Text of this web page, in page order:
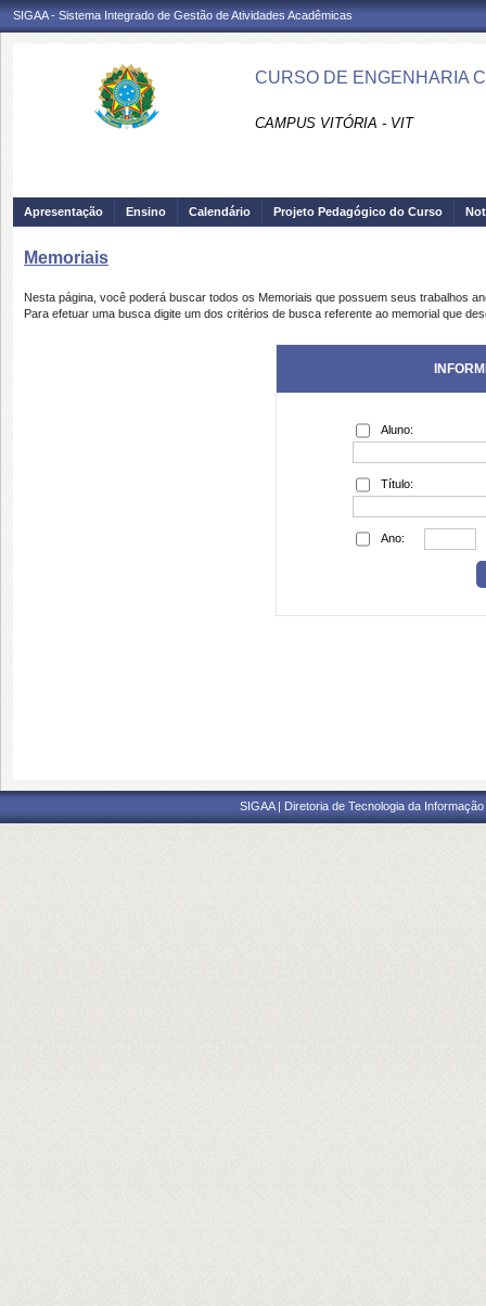
SIGAA - Sistema Integrado de Gestão de Atividades Acadêmicas
CURSO DE ENGENHARIA
CAMPUS VITÓRIA - VIT
Apresentação Ensino Calendário Projeto Pedagógico do Curso
Memoriais
Nesta página, você poderá buscar todos os Memoriais que possuem seus trabalhos
Para efetuar uma busca digite um dos critérios de busca referente ao memorial que
Aluno:
Título:
Ano:
SIGAA | Diretoria de Tecnologia da